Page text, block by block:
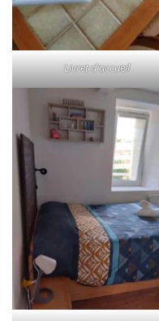
Livret d’accueil